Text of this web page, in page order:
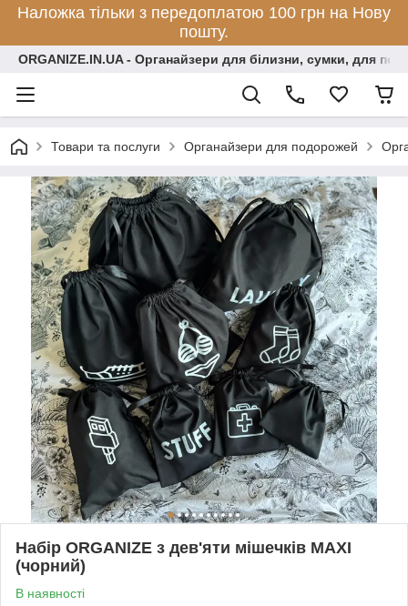
Наложка тільки з передоплатою 100 грн на Нову
пошту.
ORGANIZE.IN.UA - Органайзери для білизни, сумки, для
Товари та послуги Органайзери для подорожей
Набір ORGANIZE з дев'яти мішечків MAXI
(чорний)
В наявності